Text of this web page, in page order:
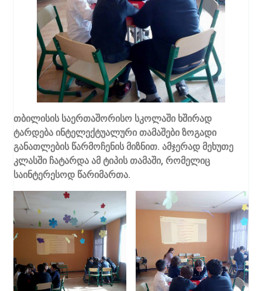
თბილისის საერთაშორისო სკოლაში ხშირად
ტარდება ინტელექტუალური თამაშები ზოგადი
განათლების წარმოჩენის მიზნით. ამჯერად მეხუთე
კლასში ჩატარდა ამ ტიპის თამაში, რომელიც
საინტერესოდ წარიმართა.